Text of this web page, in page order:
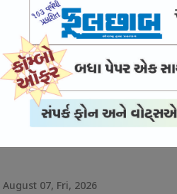
August 07, Fri, 2026
માનસિક સ્વાસ્થ્યની સારવાર
August 07, Fri, 2026
ભુજના આઇકોનિક માર્ગના બીજા
August 07, Fri, 2026